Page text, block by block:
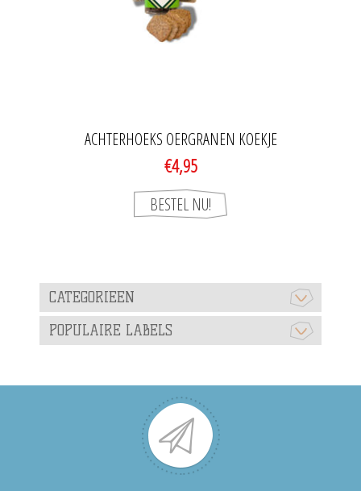
ACHTERHOEKS OERGRANEN KOEKJE
€4,95
CATEGORIEEN
POPULAIRE LABELS